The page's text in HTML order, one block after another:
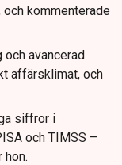
kommenterade
avancerad
affärsklimat, och
siffror i
och TIMSS –
hon.